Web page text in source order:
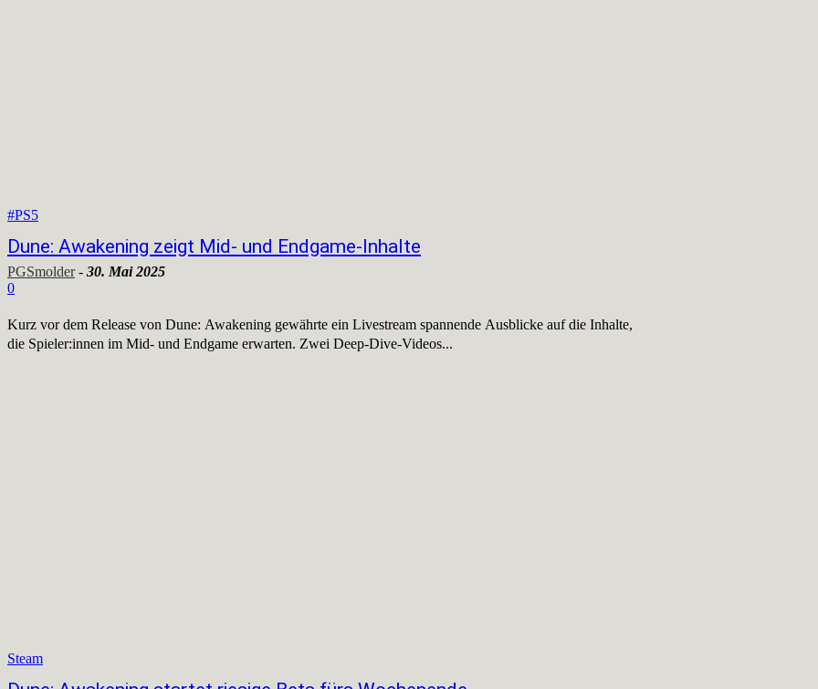
#PS5
Dune: Awakening zeigt Mid- und Endgame-Inhalte
PGSmolder - 30. Mai 2025
0
Kurz vor dem Release von Dune: Awakening gewährte ein Livestream spannende Ausblicke auf die Inhalte,
die Spieler:innen im Mid- und Endgame erwarten. Zwei Deep-Dive-Videos...
Steam